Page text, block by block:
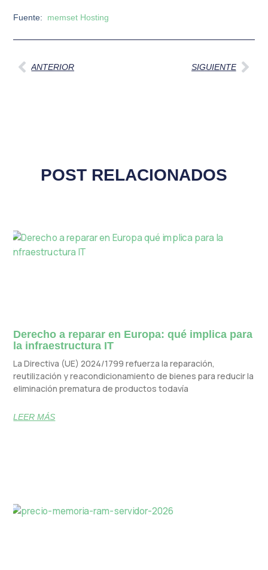
Fuente: memset Hosting
Ant
ANTERIOR SIGUIENTE
POST RELACIONADOS
Derecho a reparar en Europa: qué implica para
la infraestructura IT
La Directiva (UE) 2024/1799 refuerza la reparación,
reutilización y reacondicionamiento de bienes para reducir la
eliminación prematura de productos todavía
LEER MÁS